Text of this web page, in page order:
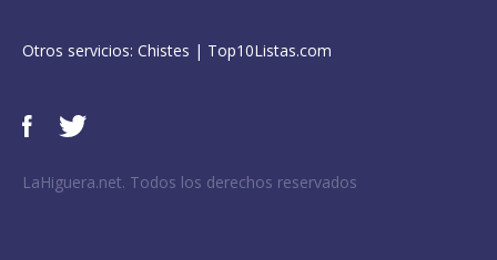
Otros servicios: Chistes | Top10Listas.com
LaHiguera.net. Todos los derechos reservados